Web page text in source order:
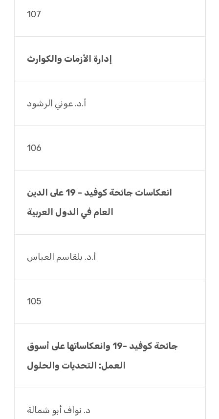
107
إدارة الأزمات والكوارث
أ.د. عوني الرشود
106
انعكاسات جائحة كوفيد - 19 على الدين
العام في الدول العربية
أ.د. بلقاسم العباس
105
جائحة كوفيد -19 وانعكاساتها على أسوق
العمل: التحديات والحلول
د. نواف أبو شمالة